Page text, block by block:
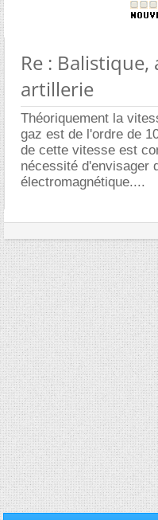
Re :
artillerie
Théoriquement la
gaz est de l'ordre de
de cette vitesse est
nécessité d'envisager
électromagnétique....